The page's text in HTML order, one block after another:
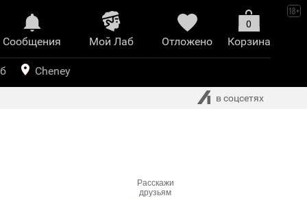
Расскажи
друзьям
Сообщения
Mой Лаб​
иринт
Отложено
0
Корзина
Cheney
в соцсетях